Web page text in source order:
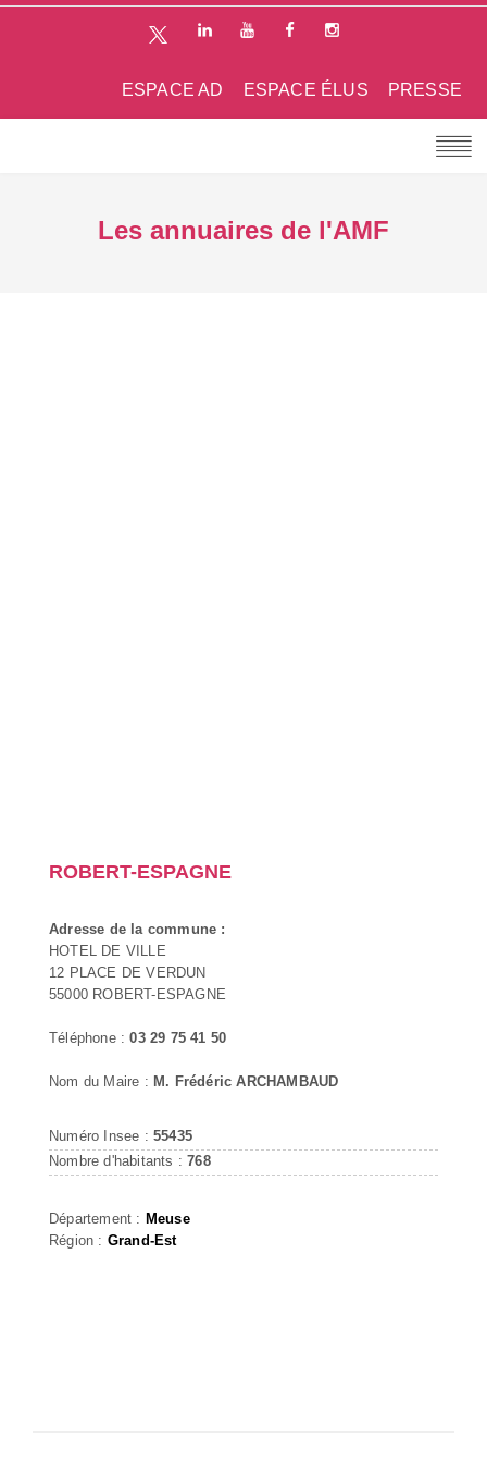
PRESSE
ESPACE ÉLUS
ESPACE AD
Les annuaires de l'AMF
ROBERT-ESPAGNE
Adresse de la commune :
HOTEL DE VILLE
12 PLACE DE VERDUN
55000 ROBERT-ESPAGNE
Téléphone :03 29 75 41 50
Nom du Maire : M. Frédéric ARCHAMBAUD
Numéro Insee : 55435
Nombre d'habitants :768
Département : Meuse
Région : Grand-Est